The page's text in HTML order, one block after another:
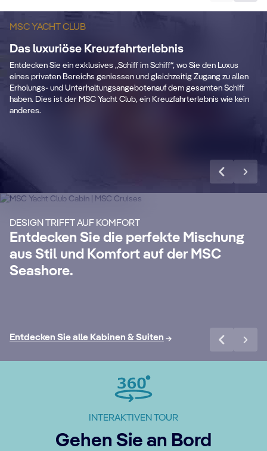
MSC YACHT CLUB
Das luxuriöse Kreuzfahrterlebnis
Entdecken Sie ein exklusives „Schiff im Schiff“, wo Sie den Luxus
eines privaten Bereichs geniessen und gleichzeitig Zugang zu allen
Erholungs- und Unterhaltungsangebotenauf dem gesamten Schiff
haben. Dies ist der MSC Yacht Club, ein Kreuzfahrterlebnis wie kein
anderes.
Premium-Getränke
Premium Extra Drink package in all ship
areas.
DESIGN TRIFFT AUF KOMFORT
Entdecken Sie die perfekte Mischung
aus Stil und Komfort auf der MSC
Seashore.
Geniessen Sie eine luxuriöse und
unvergessliche Kreuzfahrt mit unserem
24-Stunden-Butler-Service, eigenem
Concierge, All-Inclusive Getränkepaket
Premium Extra, Internet Paket und vielen
weiteren Vorteilen.
Entdecken Sie alle Kabinen & Suiten
INTERAKTIVEN TOUR
Gehen Sie an Bord